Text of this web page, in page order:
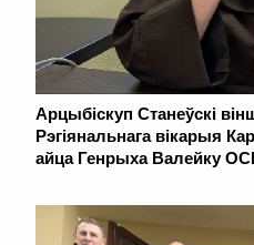
Арцыбіскуп Станеўскі
Рэгіянальнага вікарыя
айца Генрыха Валейку